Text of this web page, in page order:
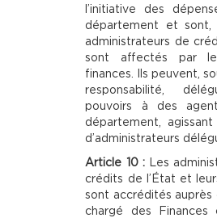
l’initiative des
département et sont,
administrateurs de
sont affectés par
finances. Ils peuvent,
responsabilité,
pouvoirs à des
département,
d’administrateurs
Article 10 :Les
crédits de l’État et
sont accrédités auprès
chargé des Finances